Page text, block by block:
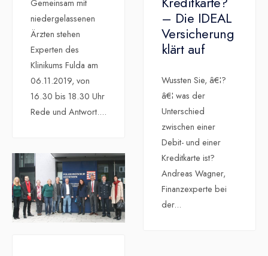
Gemeinsam mit
niedergelassenen
Ärzten stehen
Experten des
Klinikums Fulda am
06.11.2019, von
16.30 bis 18.30 Uhr
Rede und Antwort....
– Die IDEAL
Versicherung
klärt auf
Wussten Sie, â€¦?
â€¦ was der
Unterschied
zwischen einer
Debit- und einer
Kreditkarte ist?
Andreas Wagner,
Finanzexperte bei
der...